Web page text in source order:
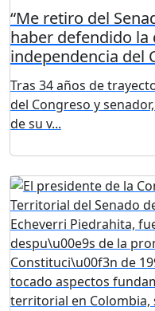
“Me retiro del
haber defendido la
independencia del
Tras 34 años de
del Congreso y
de su v...